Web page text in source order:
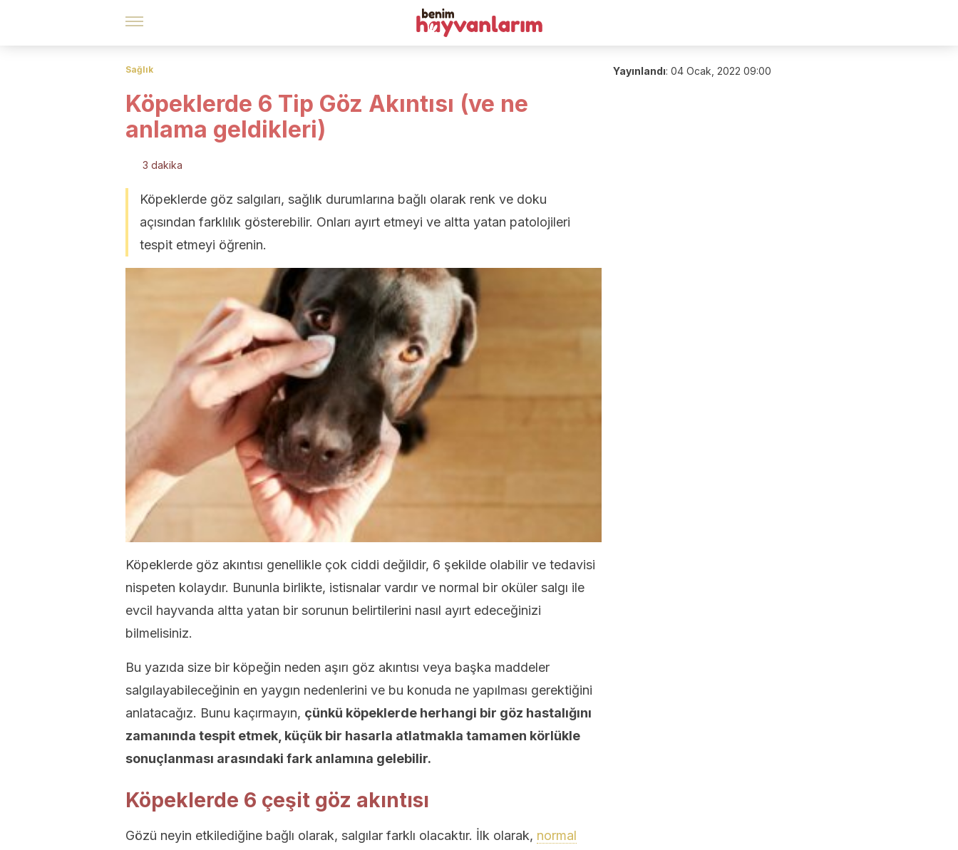
Sağlık
Köpeklerde 6 Tip Göz Akıntısı (ve ne
anlama geldikleri)
3 dakika
Köpeklerde göz salgıları, sağlık durumlarına bağlı olarak renk ve doku
açısından farklılık gösterebilir. Onları ayırt etmeyi ve altta yatan patolojileri
tespit etmeyi öğrenin.
Köpeklerde göz akıntısı genellikle çok ciddi değildir, 6 şekilde olabilir ve tedavisi
nispeten kolaydır. Bununla birlikte, istisnalar vardır ve normal bir oküler salgı ile
evcil hayvanda altta yatan bir sorunun belirtilerini nasıl ayırt edeceğinizi
bilmelisiniz.
Bu yazıda size bir köpeğin neden aşırı göz akıntısı veya başka maddeler
salgılayabileceğinin en yaygın nedenlerini ve bu konuda ne yapılması gerektiğini
anlatacağız. Bunu kaçırmayın, çünkü köpeklerde herhangi bir göz hastalığını
zamanında tespit etmek, küçük bir hasarla atlatmakla tamamen körlükle
sonuçlanması arasındaki fark anlamına gelebilir.
Köpeklerde 6 çeşit göz akıntısı
Gözü neyin etkilediğine bağlı olarak, salgılar farklı olacaktır. İlk olarak, normal
Yayınlandı: 04 Ocak, 2022 09:00